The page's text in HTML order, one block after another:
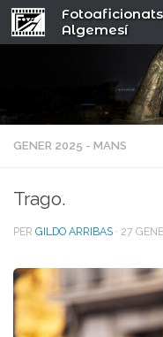
Fotoaficionats
Algemesí
GENER 2025 - MANS
Trago.
PER GILDO ARRIBAS · 27